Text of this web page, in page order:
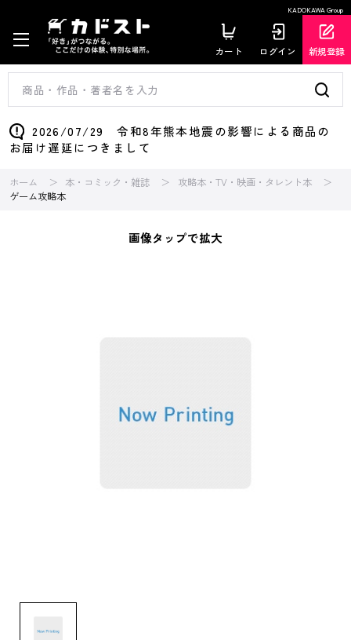
KADOKAWA Group
カート ログイン 新規登録
2026/07/29 令和8年熊本地震の影響による商品の
お届け遅延につきまして
ホーム 本・コミック・雑誌
攻略本・TV・映画・タレント本
ゲーム攻略本
画像タップで拡大